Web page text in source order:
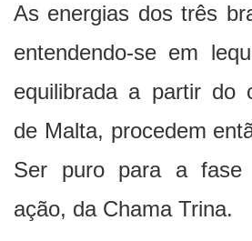
As energias dos três
entendendo-se em
equilibrada a partir do
de Malta, procedem
Ser puro para a
ação, da Chama Trina.